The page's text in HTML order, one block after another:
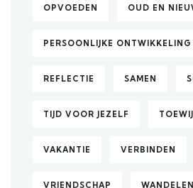
OPVOEDEN OUD EN
PERSOONLIJKE ONTWIKKELING
REFLECTIE SAMEN
TIJD VOOR JEZELF
VAKANTIE VERBINDEN
VRIENDSCHAP WANDELEN